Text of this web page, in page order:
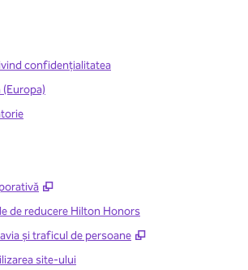
confidenţialitatea
,
de reducere Hilton Honors
și traficul de persoane
,
site-ului